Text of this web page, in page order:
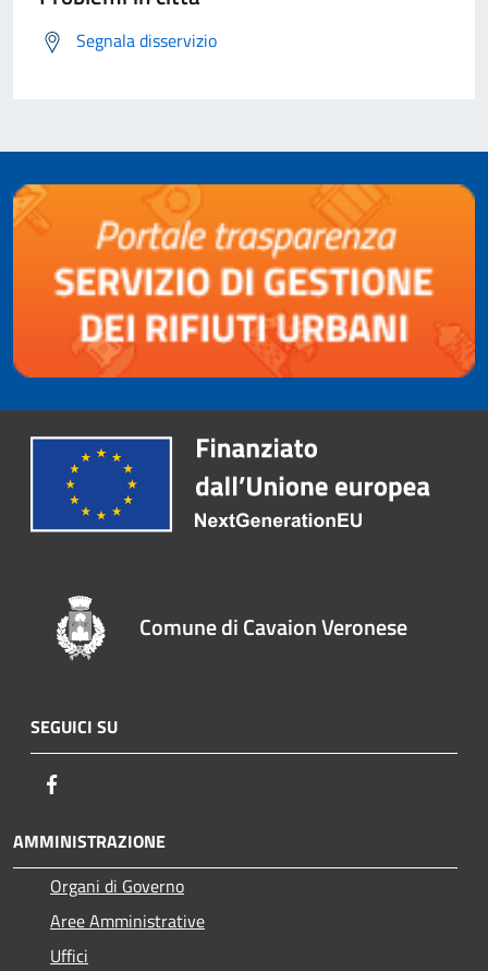
Segnala disservizio
Comune di Cavaion Veronese
SEGUICI SU
AMMINISTRAZIONE
Organi di Governo
Aree Amministrative
Uffici